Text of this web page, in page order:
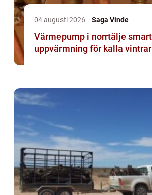
04 augusti 2026 Saga Vinde
Värmepump i norrtälje smart
uppvärmning för kalla vintrar